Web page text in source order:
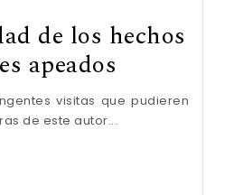
de los hechos
apeados
visitas que pudieren
de este autor...